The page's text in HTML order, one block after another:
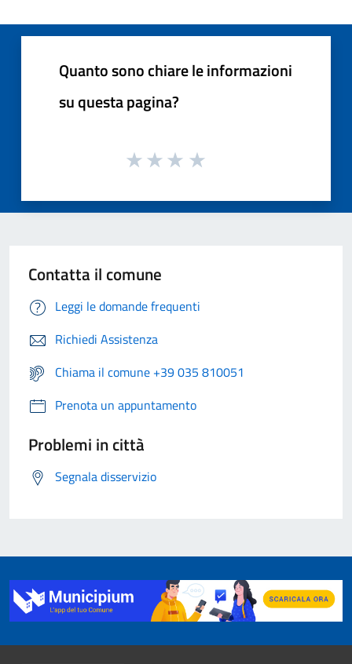
Quanto sono chiare le informazioni
su questa pagina?
Contatta il comune
Leggi le domande frequenti
Richiedi Assistenza
Chiama il comune +39 035 810051
Prenota un appuntamento
Problemi in città
Segnala disservizio